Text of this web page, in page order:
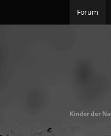
Forum
Kinder der